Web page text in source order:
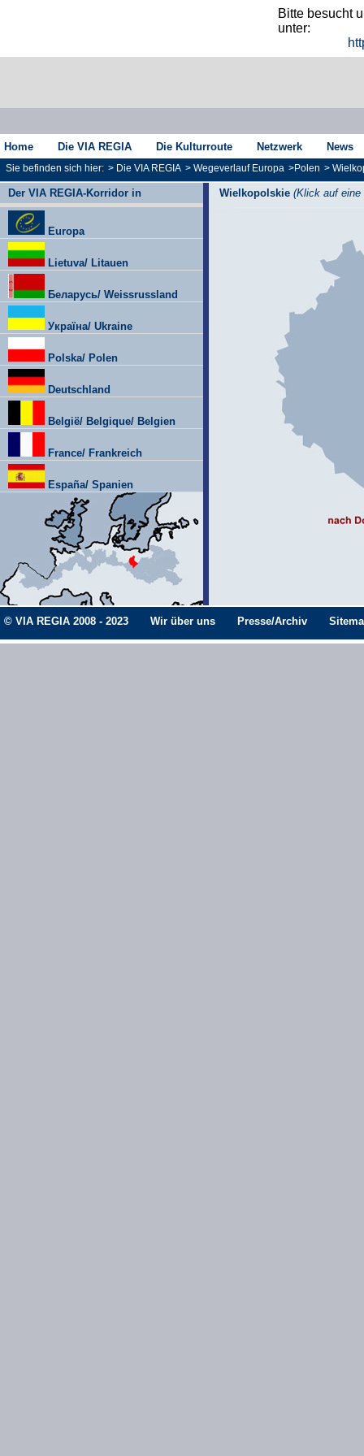
Bitte besucht
unter:
Home Die VIA REGIA Die Kulturroute Netzwerk News
Sie befinden sich hier: > Die VIA REGIA >Wegeverlauf Europa >Polen >
Wielkopolskie (Klick auf eine
Der VIA REGIA-Korridor in
Europa
Lietuva/ Litauen
Беларусь/ Weissrussland
Україна/ Ukraine
Polska/ Polen
Deutschland
België/ Belgique/ Belgien
France/ Frankreich
España/ Spanien
© VIA REGIA 2008 - 2023 Wir über uns Presse/Archiv